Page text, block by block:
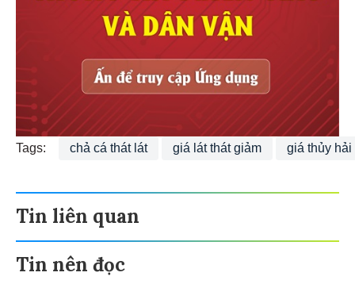
Tags: chả cá thát lát giá lát thát giảm giá thủy hải
Tin liên quan
Tin nên đọc